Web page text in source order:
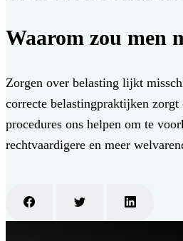
Waarom zou men
Zorgen over belasting lijkt
correcte belastingpraktijken
procedures ons helpen om te
rechtvaardigere en meer